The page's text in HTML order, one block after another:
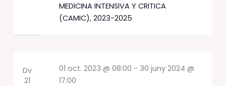
MEDICINA INTENSIVA Y CRITICA
(CAMIC), 2023-2025
Dv
21
01 oct. 2023 @ 08:00 - 30 juny 2024 @
17:00